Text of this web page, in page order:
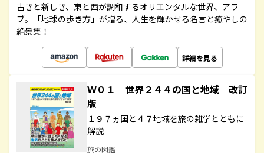
古きと新しき、東と西が調和するオリエンタルな世界、アラ
ブ。「地球の歩き方」が贈る、人生を輝かせる名言と癒やしの
絶景集！
詳細を見る
Ｗ０１ 世界２４４の国と地域 改訂
版
１９７ヵ国と４７地域を旅の雑学とともに
解説
旅の図鑑